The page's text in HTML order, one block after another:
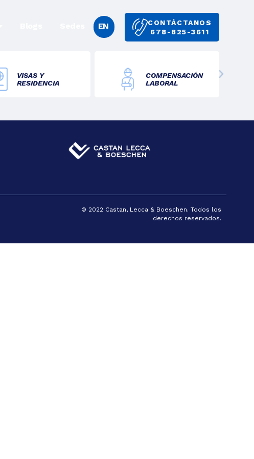
EN
CONTÁCTANOS
678-825-3611
VISAS Y
RESIDENCIA
COMPENSACIÓN
LABORAL
© 2022 Castan, Lecca & Boeschen. Todos los
derechos reservados.